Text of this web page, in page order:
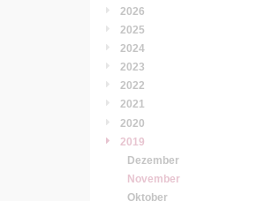
2026
2025
2024
2023
2022
2021
2020
2019
Dezember
November
Oktober